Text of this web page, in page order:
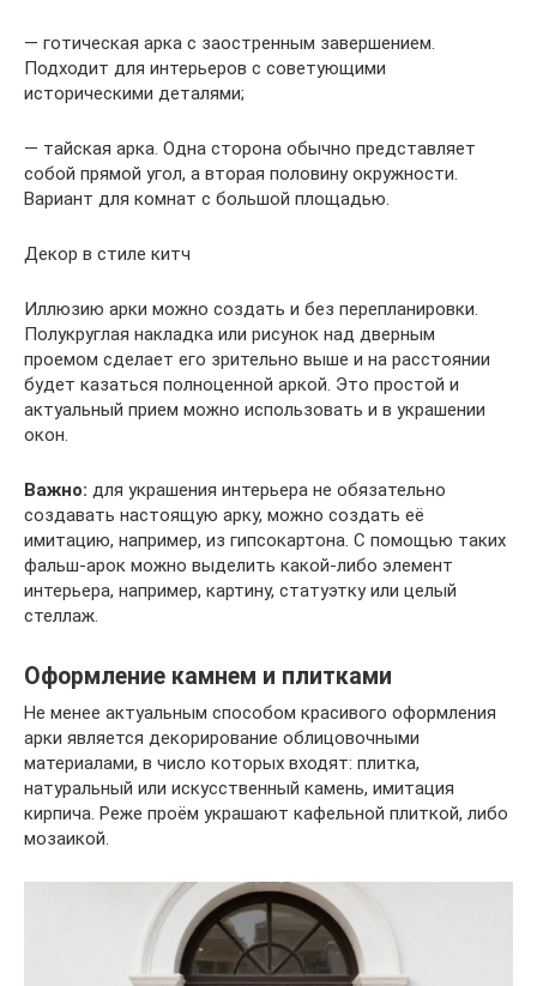
— готическая арка с заостренным завершением.
Подходит для интерьеров с советующими
историческими деталями;
— тайская арка. Одна сторона обычно представляет
собой прямой угол, а вторая половину окружности.
Вариант для комнат с большой площадью.
Декор в стиле китч
Иллюзию арки можно создать и без перепланировки.
Полукруглая накладка или рисунок над дверным
проемом сделает его зрительно выше и на расстоянии
будет казаться полноценной аркой. Это простой и
актуальный прием можно использовать и в украшении
окон.
Важно: для украшения интерьера не обязательно
создавать настоящую арку, можно создать её
имитацию, например, из гипсокартона. С помощью таких
фальш-арок можно выделить какой-либо элемент
интерьера, например, картину, статуэтку или целый
стеллаж.
Оформление камнем и плитками
Не менее актуальным способом красивого оформления
арки является декорирование облицовочными
материалами, в число которых входят: плитка,
натуральный или искусственный камень, имитация
кирпича. Реже проём украшают кафельной плиткой, либо
мозаикой.